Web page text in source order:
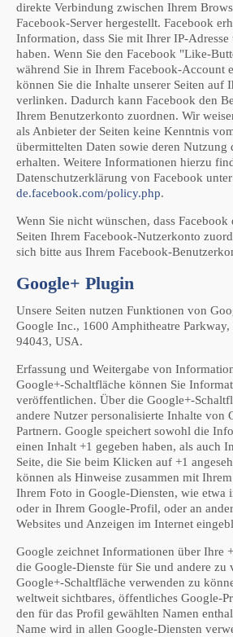
direkte Verbindung zwischen Ihrem
Facebook-Server hergestellt. Facebook
Information, dass Sie mit Ihrer IP-Adresse
haben. Wenn Sie den Facebook "Like-
während Sie in Ihrem Facebook-Account
können Sie die Inhalte unserer Seiten auf
verlinken. Dadurch kann Facebook den
Ihrem Benutzerkonto zuordnen. Wir
als Anbieter der Seiten keine Kenntnis
übermittelten Daten sowie deren Nutzung
erhalten. Weitere Informationen hierzu
Datenschutzerklärung von Facebook
de.facebook.com/policy.php.
Wenn Sie nicht wünschen, dass Facebook
Seiten Ihrem Facebook-Nutzerkonto
sich bitte aus Ihrem Facebook-
Google+ Plugin
Unsere Seiten nutzen Funktionen von
Google Inc., 1600 Amphitheatre
94043, USA.
Erfassung und Weitergabe von
Google+-Schaltfläche können Sie
veröffentlichen. Über die Google+-
andere Nutzer personalisierte Inhalte von
Partnern. Google speichert sowohl die
einen Inhalt +1 gegeben haben, als auch
Seite, die Sie beim Klicken auf +1
können als Hinweise zusammen mit
Ihrem Foto in Google-Diensten, wie etwa
oder in Ihrem Google-Profil, oder an
Websites und Anzeigen im Internet
Google zeichnet Informationen über Ihre
die Google-Dienste für Sie und andere zu
Google+-Schaltfläche verwenden zu
weltweit sichtbares, öffentliches Google-
den für das Profil gewählten Namen
Name wird in allen Google-Diensten